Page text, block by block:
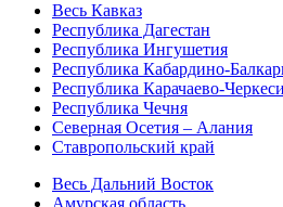
Весь Кавказ
Республика Дагестан
Республика Ингушетия
Республика Кабардино-
Республика Карачаево-
Республика Чечня
Северная Осетия – Алания
Ставропольский край
Весь Дальний Восток
Амурская область